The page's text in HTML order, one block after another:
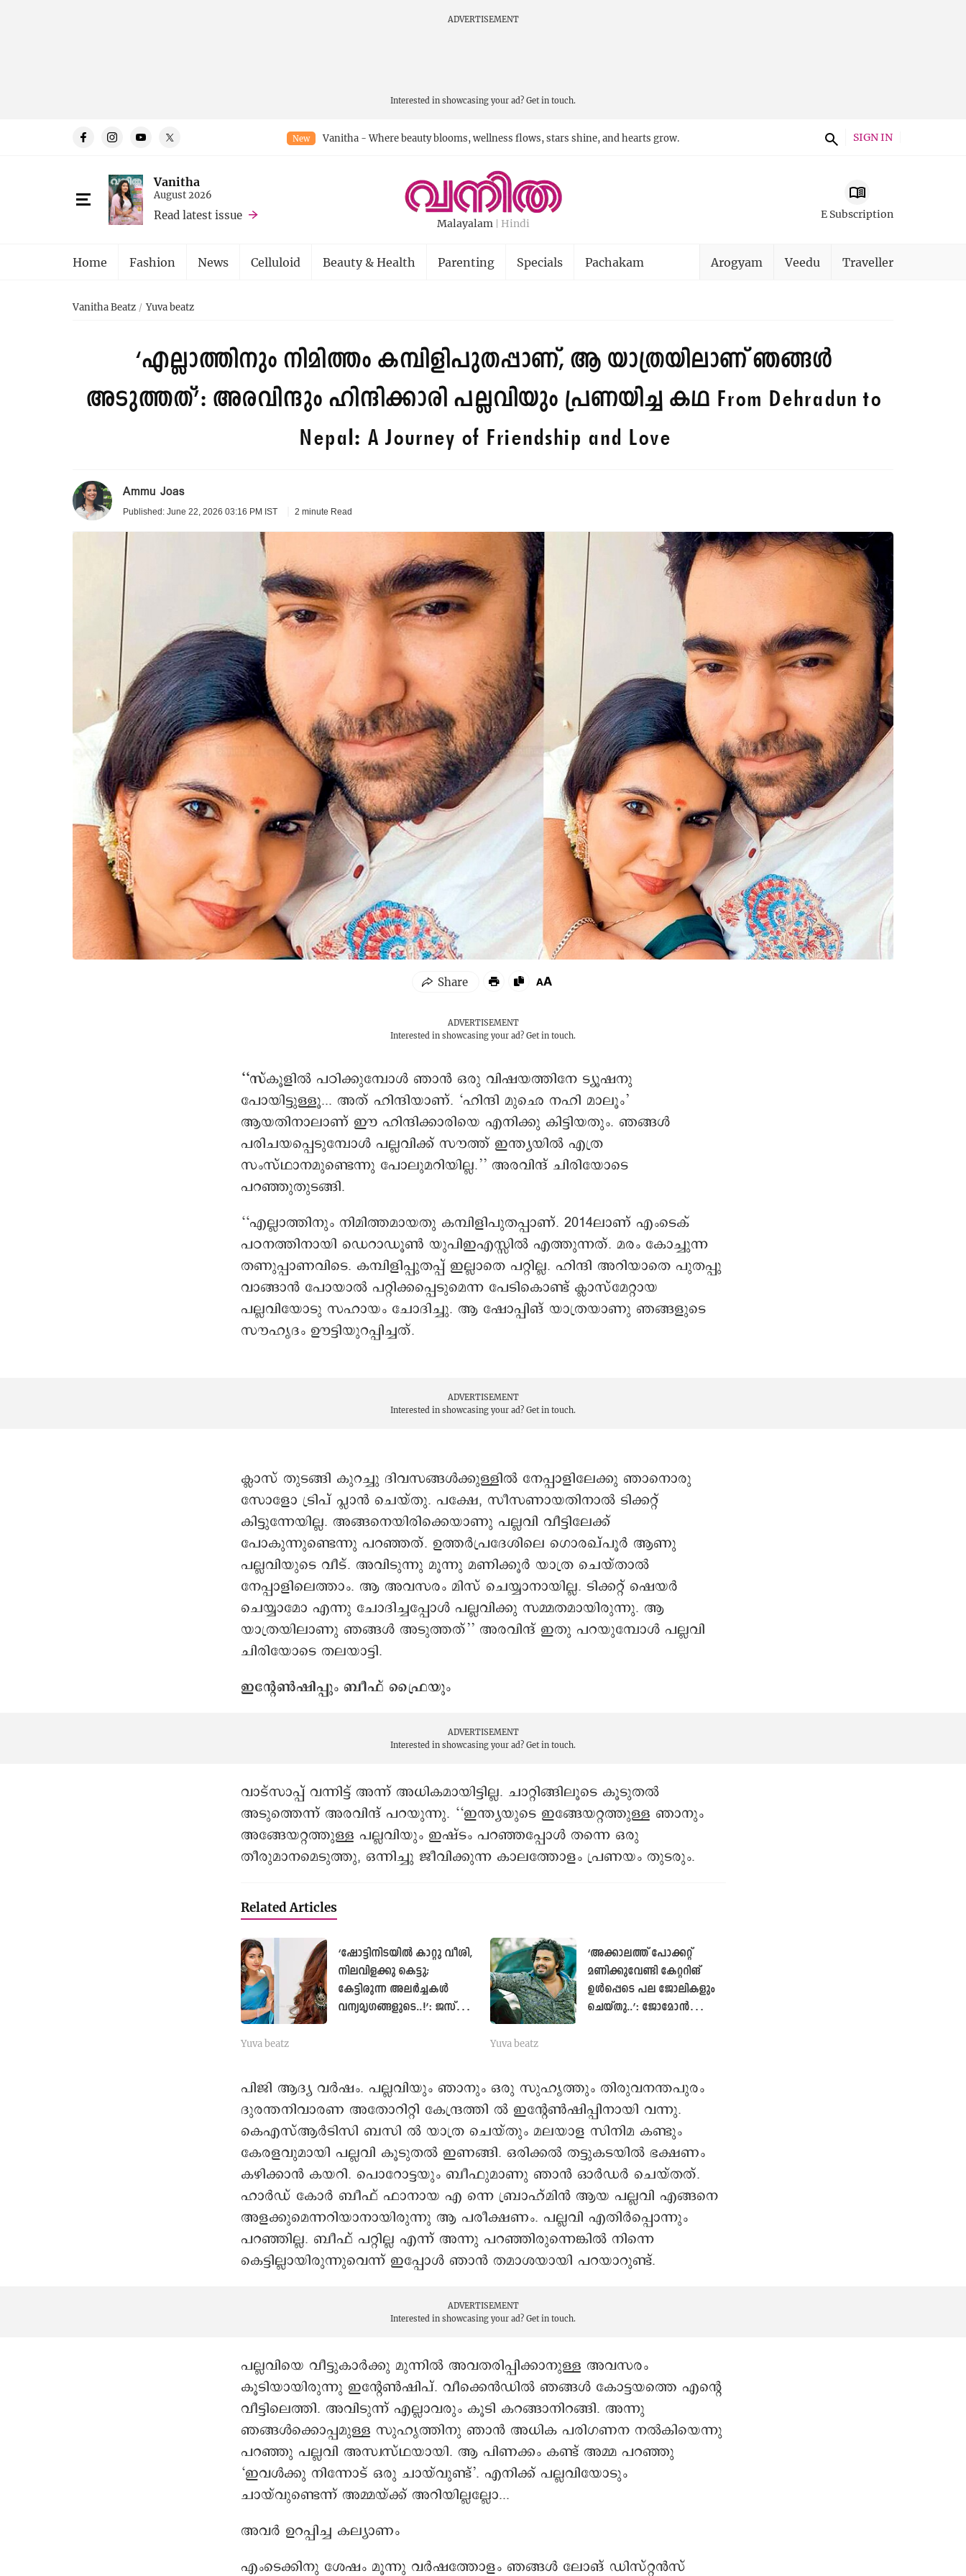
ADVERTISEMENT
Interested in showcasing your ad? Get in touch.
New Vanitha - Where beauty blooms, wellness flows, stars shine, and hearts grow. SIGN IN
Vanitha
August 2026
Read latest issue
Malayalam Hindi
E Subscription
Home Fashion News Celluloid Beauty & Health Parenting Specials Pachakam Arogyam Veedu Traveller
Vanitha Beatz Yuva beatz
‘എല്ലാത്തിനും നിമിത്തം കമ്പിളിപുതപ്പാണ്, ആ യാത്രയിലാണ് ഞങ്ങൾ
അടുത്തത്’: അരവിന്ദും ഹിന്ദിക്കാരി പല്ലവിയും പ്രണയിച്ച കഥ From Dehradun to
Nepal: A Journey of Friendship and Love
Ammu Joas
Published: June 22, 2026 03:16 PM IST 2 minute Read
ADVERTISEMENT
Interested in showcasing your ad? Get in touch.
‘‘സ്കൂളിൽ പഠിക്കുമ്പോൾ ഞാൻ ഒരു വിഷയത്തിനേ ട്യൂഷനു
പോയിട്ടുള്ളൂ... അത് ഹിന്ദിയാണ്. ‘ഹിന്ദി മു‍‍‍ഛെ നഹി മാലൂം’
ആയതിനാലാണ് ഈ ഹിന്ദിക്കാരിയെ എനിക്കു കിട്ടിയതും. ഞങ്ങൾ
പരിചയപ്പെടുമ്പോൾ പല്ലവിക്ക് സൗത്ത് ഇന്ത്യയിൽ എത്ര
സംസ്ഥാനമുണ്ടെന്നു പോലുമറിയില്ല.’’ അരവിന്ദ് ചിരിയോടെ
പറഞ്ഞുതുടങ്ങി.
‘‘എല്ലാത്തിനും നിമിത്തമായതു കമ്പിളിപുതപ്പാണ്. 2014ലാണ് എംടെക്
പഠനത്തിനായി ഡെറാഡൂൺ യുപിഇഎസ്സിൽ എത്തുന്നത്. മരം കോച്ചുന്ന
തണുപ്പാണവിടെ. കമ്പിളിപ്പുതപ്പ് ഇല്ലാതെ പറ്റില്ല. ഹിന്ദി അറിയാതെ പുതപ്പു
വാങ്ങാൻ പോയാൽ പറ്റിക്കപ്പെടുമെന്ന പേടികൊണ്ട് ക്ലാസ്മേറ്റായ
പല്ലവിയോടു സഹായം ചോദിച്ചു. ആ ഷോപ്പിങ് യാത്രയാണു ഞങ്ങളുടെ
സൗഹൃദം ഊട്ടിയുറപ്പിച്ചത്.
ADVERTISEMENT
Interested in showcasing your ad? Get in touch.
ക്ലാസ് തുടങ്ങി കുറച്ചു ദിവസങ്ങൾക്കുള്ളിൽ നേപ്പാളിലേക്കു ഞാനൊരു
സോളോ ട്രിപ് പ്ലാൻ ചെയ്തു. പക്ഷേ, സീസണായതിനാൽ ടിക്കറ്റ്
കിട്ടുന്നേയില്ല. അങ്ങനെയിരിക്കെയാണു പല്ലവി വീട്ടിലേക്ക്
പോകുന്നുണ്ടെന്നു പറഞ്ഞത്. ഉത്തർപ്രദേശിലെ ഗൊരഖ്പൂർ ആണു
പല്ലവിയുടെ വീട്. അവിടുന്നു മൂന്നു മണിക്കൂർ യാത്ര ചെയ്താൽ
നേപ്പാളിലെത്താം. ആ അവസരം മിസ് ചെയ്യാനായില്ല. ടിക്കറ്റ് ഷെയർ
ചെയ്യാമോ എന്നു ചോദിച്ചപ്പോള്‍ പല്ലവിക്കു സമ്മതമായിരുന്നു. ആ
യാത്രയിലാണു ഞങ്ങൾ അടുത്തത്’’ അരവിന്ദ് ഇതു പറയുമ്പോൾ പല്ലവി
ചിരിയോടെ തലയാട്ടി.
ഇന്റേൺഷിപ്പും ബീഫ് ഫ്രൈയും
ADVERTISEMENT
Interested in showcasing your ad? Get in touch.
വാട്സാപ്പ് വന്നിട്ട് അന്ന് അധികമായിട്ടില്ല. ചാറ്റിങ്ങിലൂടെ കൂടുതൽ
അടുത്തെന്ന് അരവിന്ദ് പറയുന്നു. ‘‘ഇന്ത്യയുടെ ഇങ്ങേയറ്റത്തുള്ള ഞാനും
അങ്ങേയറ്റത്തുള്ള പല്ലവിയും ഇഷ്ടം പറഞ്ഞപ്പോൾ തന്നെ ഒരു
തീരുമാനമെടുത്തു, ഒന്നിച്ചു ജീവിക്കുന്ന കാലത്തോളം പ്രണയം തുടരും.
Related Articles
‘ഷോട്ടിനിടയിൽ കാറ്റു വീശി,
നിലവിളക്കു കെട്ടു;
കേട്ടിരുന്ന അലർച്ചകൾ
വന്യമൃഗങ്ങളുടെ..!’: ജസ്ന്യ
Yuva beatz
‘അക്കാലത്ത് പോക്കറ്റ്
മണിക്കുവേണ്ടി കേറ്ററിങ്
ഉൾപ്പെടെ പല ജോലികളും
ചെയ്തു..’: ജോമോൻ
Yuva beatz
പിജി ആദ്യ വർഷം. പല്ലവിയും ഞാനും ഒരു സുഹൃത്തും തിരുവനന്തപുരം
ദുരന്തനിവാരണ അതോറിറ്റി കേന്ദ്രത്തി ൽ ഇന്റേൺഷിപ്പിനായി വന്നു.
കെഎസ്ആർടിസി ബസി ൽ യാത്ര ചെയ്തും മലയാള സിനിമ കണ്ടും
കേരളവുമായി പല്ലവി കൂടുതൽ ഇണങ്ങി. ഒരിക്കൽ തട്ടുകടയിൽ ഭക്ഷണം
കഴിക്കാൻ കയറി. പൊറോട്ടയും ബീഫുമാണു ഞാൻ ഓർഡർ ചെയ്തത്.
ഹാർഡ് കോർ ബീഫ് ഫാനായ എ ന്നെ ബ്രാഹ്മിൻ ആയ പല്ലവി എങ്ങനെ
അളക്കുമെന്നറിയാനായിരുന്നു ആ പരീക്ഷണം. പല്ലവി എതിർപ്പൊന്നും
പറഞ്ഞില്ല. ബീഫ് പറ്റില്ല എന്ന് അന്നു പറഞ്ഞിരുന്നെങ്കിൽ നിന്നെ
കെട്ടില്ലായിരുന്നുവെന്ന് ഇപ്പോൾ ഞാൻ തമാശയായി പറയാറുണ്ട്.
ADVERTISEMENT
Interested in showcasing your ad? Get in touch.
പല്ലവിയെ വീട്ടുകാര്‍ക്കു മുന്നിൽ അവതരിപ്പിക്കാനുള്ള അവസരം
കൂടിയായിരുന്നു ഇന്റേൺഷിപ്. വീക്കെൻഡിൽ ഞങ്ങൾ കോട്ടയത്തെ എന്റെ
വീട്ടിലെത്തി. അവിടുന്ന് എല്ലാവരും കൂടി കറങ്ങാനിറങ്ങി. അന്നു
ഞങ്ങൾക്കൊപ്പമുള്ള സുഹൃത്തിനു ഞാൻ അധിക പരിഗണന നൽകിയെന്നു
പറഞ്ഞു പല്ലവി അസ്വസ്ഥയായി. ആ പിണക്കം കണ്ട് അമ്മ പറഞ്ഞു
‘ഇവൾക്കു നിന്നോട് ഒരു ചായ്‌വുണ്ട്’. എനിക്ക് പല്ലവിയോടും
ചായ്‌വുണ്ടെന്ന് അമ്മയ്ക്ക് അറിയില്ലല്ലോ...
അവർ ഉറപ്പിച്ച കല്യാണം
എംടെക്കിനു ശേഷം മൂന്നു വർഷത്തോളം ഞങ്ങൾ ലോങ് ഡിസ്റ്റൻസ്